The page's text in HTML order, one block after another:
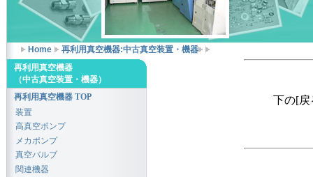
Home 再利用真空機器:中古真空装置・機器
下の[戻
再利用真空機器
（中古真空装置・機器）
再利用真空機器 TOP
装置
高真空ポンプ
メカポンプ
真空バルブ
関連機器